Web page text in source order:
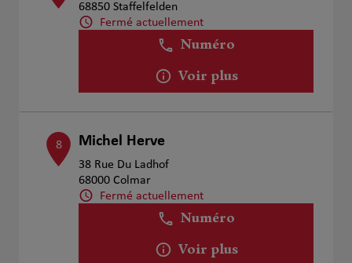
68850 Staffelfelden
Fermé actuellement
Numéro
Voir plus
8 Michel Herve
38 Rue Du Ladhof
68000 Colmar
Fermé actuellement
Numéro
Voir plus